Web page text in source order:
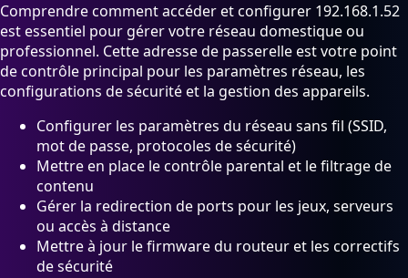
Comprendre comment accéder et configurer 192.168.1.52
est essentiel pour gérer votre réseau domestique ou
professionnel. Cette adresse de passerelle est votre point
de contrôle principal pour les paramètres réseau, les
configurations de sécurité et la gestion des appareils.
Configurer les paramètres du réseau sans fil (SSID,
mot de passe, protocoles de sécurité)
Mettre en place le contrôle parental et le filtrage de
contenu
Gérer la redirection de ports pour les jeux, serveurs
ou accès à distance
Mettre à jour le firmware du routeur et les correctifs
de sécurité